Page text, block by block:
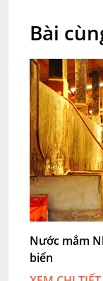
Bài
Nước mắm
biển